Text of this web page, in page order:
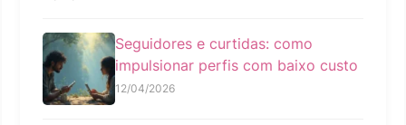
Seguidores e curtidas: como
impulsionar perfis com baixo custo
12/04/2026